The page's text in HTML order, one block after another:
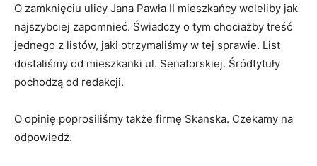
O zamknięciu ulicy Jana Pawła II mieszkańcy woleliby jak
najszybciej zapomnieć. Świadczy o tym chociażby treść
jednego z listów, jaki otrzymaliśmy w tej sprawie. List
dostaliśmy od mieszkanki ul. Senatorskiej. Śródtytuły
pochodzą od redakcji.
O opinię poprosiliśmy także firmę Skanska. Czekamy na
odpowiedź.